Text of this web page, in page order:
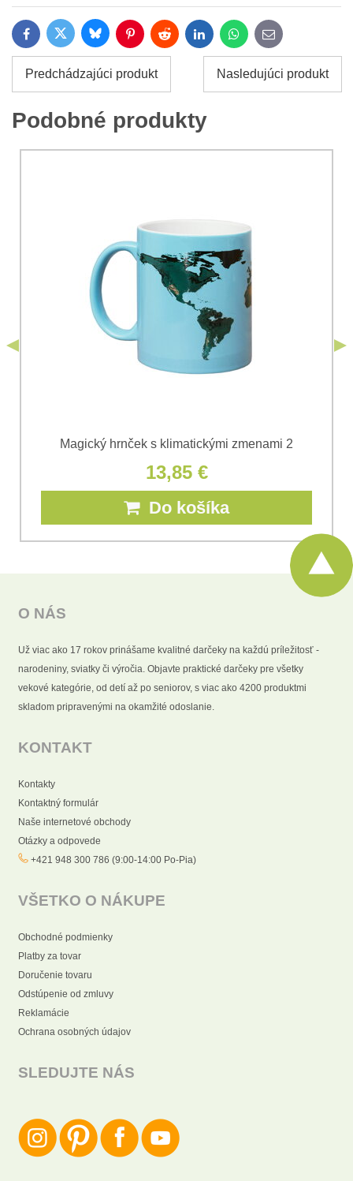
Názov:
Meno:*
Súhlasím so spracovaním osobných údajov za účelom
odoslania formulára. Oboznámil som sa s
Ochrany osobných údajovspoločnosti Bomba
*
Váš e-mail:*
FacebookTwitter BlueskyPinterestReddit LinkedInWhatsApp
E-
mail
Predchádzajúci produkt Nasledujúci produkt
Podobné produkty
Magický hrnček s klimatickými zmenami 2
13,85 €
Do košíka
O NÁS
Už viac ako 17 rokov prinášame kvalitné darčeky na každú príležitosť -
narodeniny, sviatky či výročia. Objavte praktické darčeky pre všetky
vekové kategórie, od detí až po seniorov, s viac ako 4200 produktmi
skladom pripravenými na okamžité odoslanie.
KONTAKT
Kontakty
Kontaktný formulár
Naše internetové obchody
Otázky a odpovede
+421 948 300 786 (9:00-14:00 Po-Pia)
VŠETKO O NÁKUPE
Obchodné podmienky
Platby za tovar
Doručenie tovaru
Odstúpenie od zmluvy
Reklamácie
Ochrana osobných údajov
SLEDUJTE NÁS